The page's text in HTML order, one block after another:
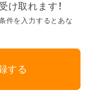
け取れます！
件を入力するとあな
する